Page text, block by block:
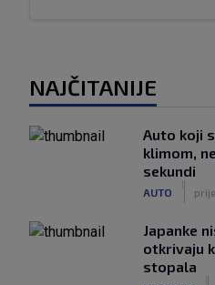
NAJČITANIJE
Auto koji
klimom,
sekundi
AUTO
Japanke
otkrivaju
stopala